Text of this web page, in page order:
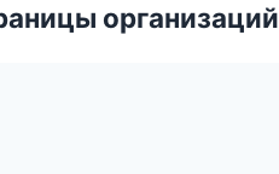
организаций